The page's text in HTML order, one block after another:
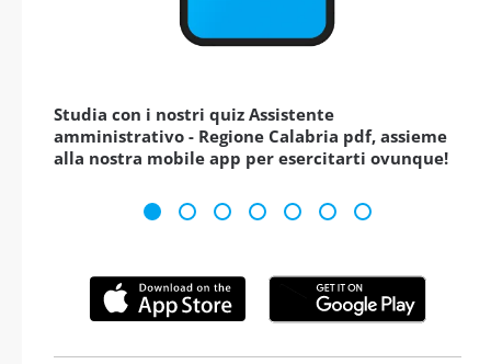
Studia con i nostri quiz Assistente
amministrativo - Regione Calabria pdf, assieme
alla nostra mobile app per esercitarti ovunque!